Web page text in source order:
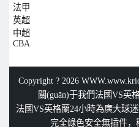
法甲
英超
中超
CBA
Copyright ? 2026
關(guān)于我們法國VS英
法國VS英格蘭24小時為廣大球
完全綠色安全無插件，